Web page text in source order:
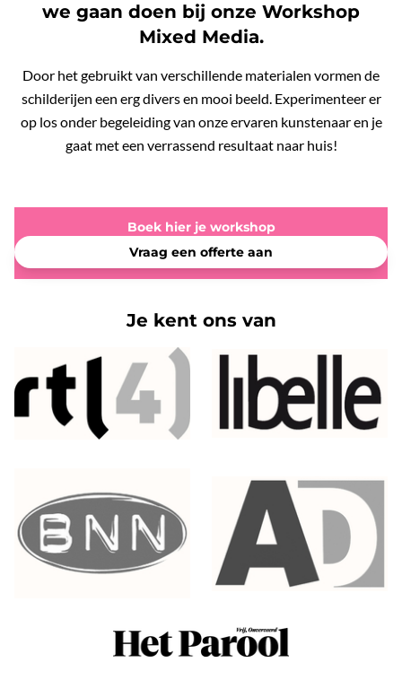
we gaan doen bij onze Workshop
Mixed Media.
Door het gebruikt van verschillende materialen vormen de
schilderijen een erg divers en mooi beeld. Experimenteer er
op los onder begeleiding van onze ervaren kunstenaar en je
gaat met een verrassend resultaat naar huis!
Boek hier je workshop
Vraag een offerte aan
Je kent ons van